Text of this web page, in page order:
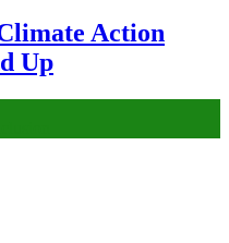
Action
Up